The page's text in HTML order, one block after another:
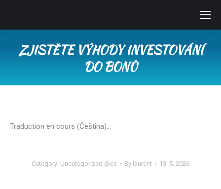
ZJISTĚTE VÝHODY INVESTOVÁNÍ
DO BONŮ
Traduction en cours (Čeština)…
Category: Uncategorized @cs By laurent 13. 5. 2026